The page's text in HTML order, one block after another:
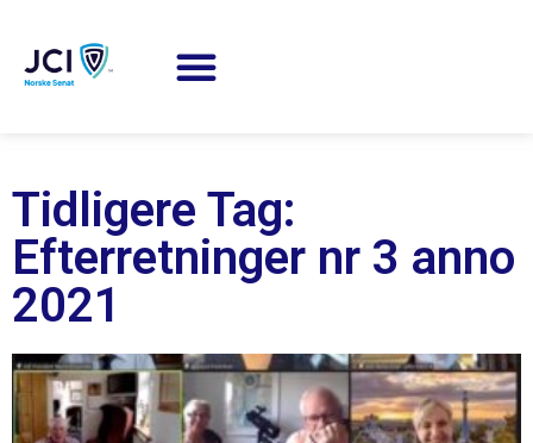
Tidligere Tag:
Efterretninger nr 3 anno
2021